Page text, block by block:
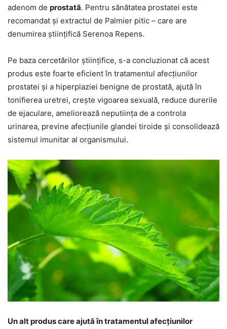
adenom de prostată. Pentru sănătatea prostatei este
recomandat și extractul de Palmier pitic – care are
denumirea științifică Serenoa Repens.
Pe baza cercetărilor științifice, s-a concluzionat că acest
produs este foarte eficient în tratamentul afecțiunilor
prostatei și a hiperplaziei benigne de prostată, ajută în
tonifierea uretrei, crește vigoarea sexuală, reduce durerile
de ejaculare, ameliorează neputiința de a controla
urinarea, previne afecțiunile glandei tiroide și consolidează
sistemul imunitar al organismului.
Un alt produs care ajută în tratamentul afecțiunilor